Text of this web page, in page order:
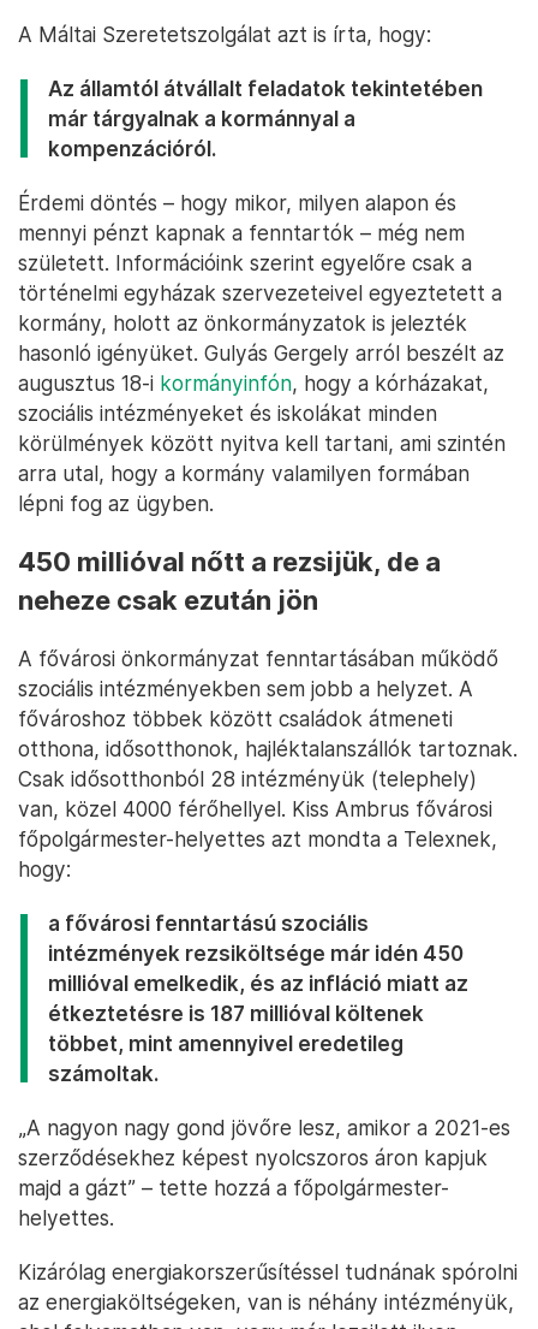
A Máltai Szeretetszolgálat azt is írta, hogy:
Az államtól átvállalt feladatok tekintetében
már tárgyalnak a kormánnyal a
kompenzációról.
Érdemi döntés – hogy mikor, milyen alapon és
mennyi pénzt kapnak a fenntartók – még nem
született. Információink szerint egyelőre csak a
történelmi egyházak szervezeteivel egyeztetett a
kormány, holott az önkormányzatok is jelezték
hasonló igényüket. Gulyás Gergely arról beszélt az
augusztus 18-i kormányinfón, hogy a kórházakat,
szociális intézményeket és iskolákat minden
körülmények között nyitva kell tartani, ami szintén
arra utal, hogy a kormány valamilyen formában
lépni fog az ügyben.
450 millióval nőtt a rezsijük, de a
neheze csak ezután jön
A fővárosi önkormányzat fenntartásában működő
szociális intézményekben sem jobb a helyzet. A
fővároshoz többek között családok átmeneti
otthona, idősotthonok, hajléktalanszállók tartoznak.
Csak idősotthonból 28 intézményük (telephely)
van, közel 4000 férőhellyel. Kiss Ambrus fővárosi
főpolgármester-helyettes azt mondta a Telexnek,
hogy:
a fővárosi fenntartású szociális
intézmények rezsiköltsége már idén 450
millióval emelkedik, és az infláció miatt az
étkeztetésre is 187 millióval költenek
többet, mint amennyivel eredetileg
számoltak.
„A nagyon nagy gond jövőre lesz, amikor a 2021-es
szerződésekhez képest nyolcszoros áron kapjuk
majd a gázt” – tette hozzá a főpolgármester-
helyettes.
Kizárólag energiakorszerűsítéssel tudnának spórolni
az energiaköltségeken, van is néhány intézményük,